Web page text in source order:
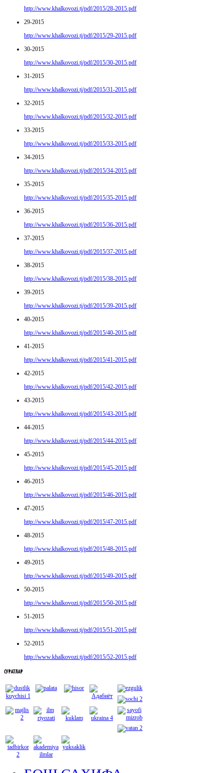
http://www.khalkovozi.tj/pdf/2015/28-2015.pdf
29-2015
http://www.khalkovozi.tj/pdf/2015/29-2015.pdf
30-2015
http://www.khalkovozi.tj/pdf/2015/30-2015.pdf
31-2015
http://www.khalkovozi.tj/pdf/2015/31-2015.pdf
32-2015
http://www.khalkovozi.tj/pdf/2015/32-2015.pdf
33-2015
http://www.khalkovozi.tj/pdf/2015/33-2015.pdf
34-2015
http://www.khalkovozi.tj/pdf/2015/34-2015.pdf
35-2015
http://www.khalkovozi.tj/pdf/2015/35-2015.pdf
36-2015
http://www.khalkovozi.tj/pdf/2015/36-2015.pdf
37-2015
http://www.khalkovozi.tj/pdf/2015/37-2015.pdf
38-2015
http://www.khalkovozi.tj/pdf/2015/38-2015.pdf
39-2015
http://www.khalkovozi.tj/pdf/2015/39-2015.pdf
40-2015
http://www.khalkovozi.tj/pdf/2015/40-2015.pdf
41-2015
http://www.khalkovozi.tj/pdf/2015/41-2015.pdf
42-2015
http://www.khalkovozi.tj/pdf/2015/42-2015.pdf
43-2015
http://www.khalkovozi.tj/pdf/2015/43-2015.pdf
44-2015
http://www.khalkovozi.tj/pdf/2015/44-2015.pdf
45-2015
http://www.khalkovozi.tj/pdf/2015/45-2015.pdf
46-2015
http://www.khalkovozi.tj/pdf/2015/46-2015.pdf
47-2015
http://www.khalkovozi.tj/pdf/2015/47-2015.pdf
48-2015
http://www.khalkovozi.tj/pdf/2015/48-2015.pdf
49-2015
http://www.khalkovozi.tj/pdf/2015/49-2015.pdf
50-2015
http://www.khalkovozi.tj/pdf/2015/50-2015.pdf
51-2015
http://www.khalkovozi.tj/pdf/2015/51-2015.pdf
52-2015
http://www.khalkovozi.tj/pdf/2015/52-2015.pdf
СУРАТЛАР